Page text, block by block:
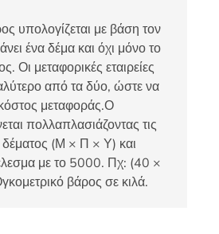
υπολογίζεται με βάση τον
ένα δέμα και όχι μόνο το
Οι μεταφορικές εταιρείες
από τα δύο, ώστε να
μεταφοράς.Ο
πολλαπλασιάζοντας τις
δέματος (Μ × Π × Υ) και
με το 5000. Πχ: (40 ×
βάρος σε κιλά.